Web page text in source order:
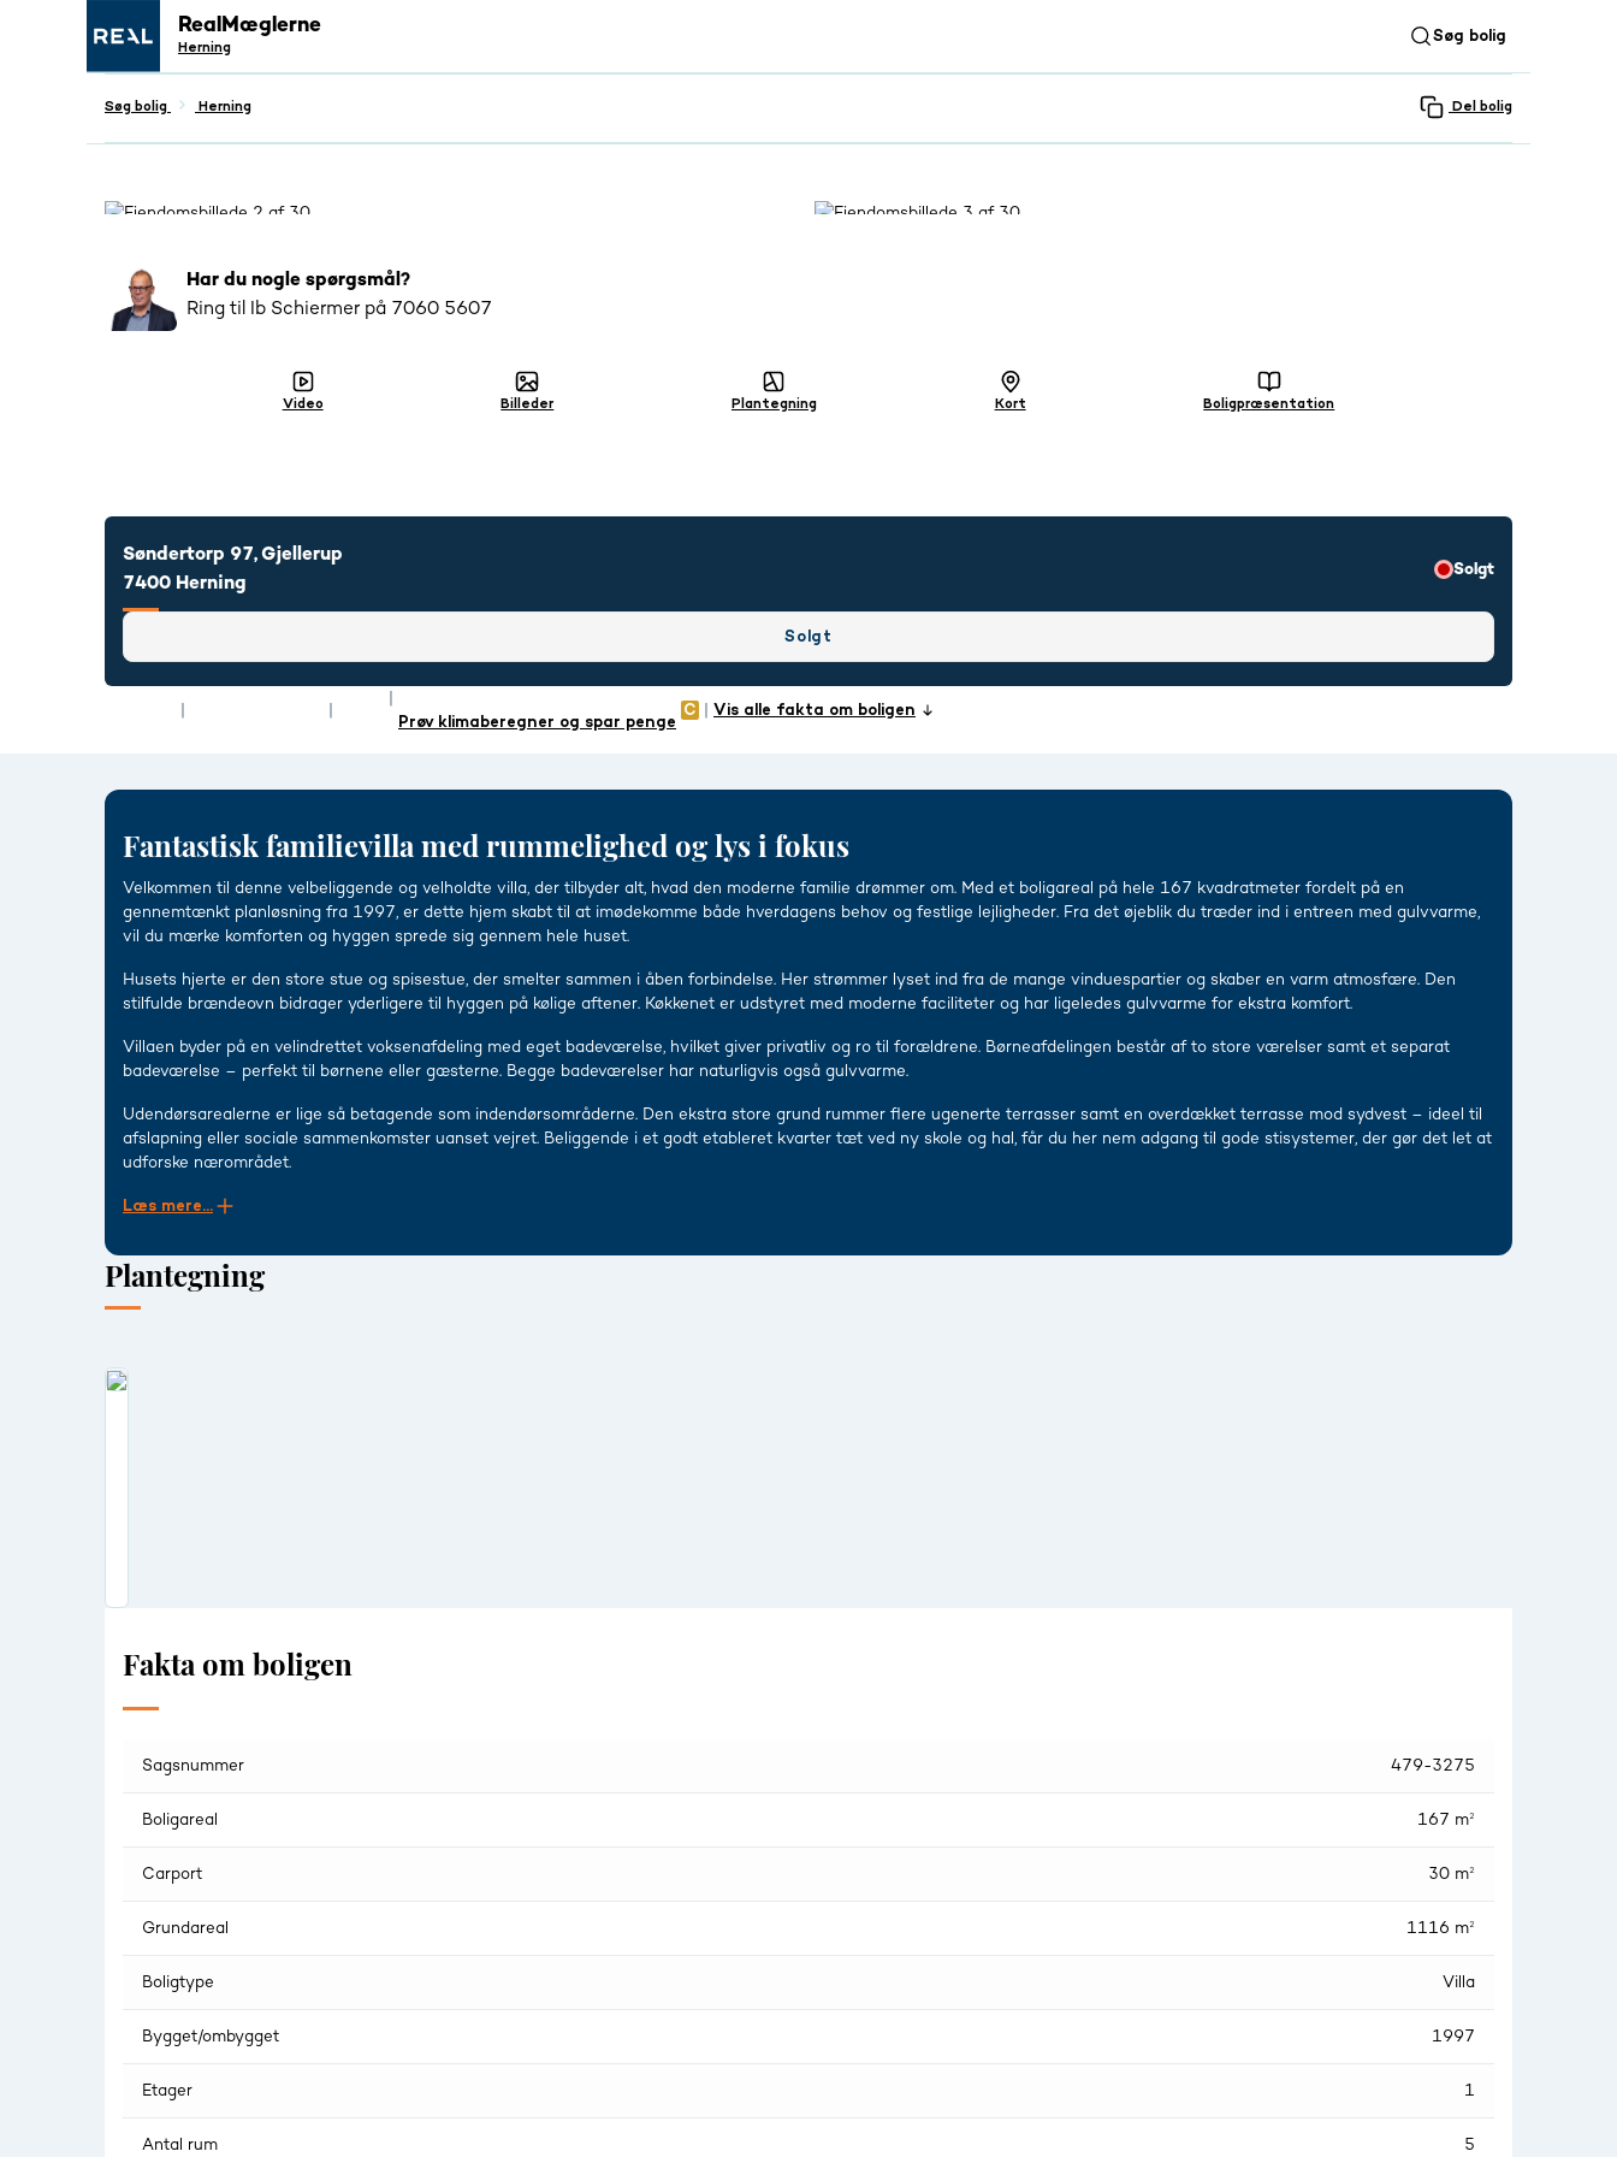
RealMæglerne
Herning
Søg bolig
Søg bolig Herning Del bolig
Har du nogle spørgsmål?
Ring til
Ib Schiermer på 7060 5607
Video Billeder Plantegning Kort Boligpræsentation
Søndertorp 97, Gjellerup
7400 Herning
Solgt
Solgt
Prøv klimaberegner og spar penge
Vis alle fakta om boligen
Fantastisk familievilla med rummelighed og lys i fokus
Velkommen til denne velbeliggende og velholdte villa, der tilbyder alt, hvad den moderne familie drømmer om. Med et boligareal på hele 167 kvadratmeter fordelt på en
gennemtænkt planløsning fra 1997, er dette hjem skabt til at imødekomme både hverdagens behov og festlige lejligheder. Fra det øjeblik du træder ind i entreen med gulvvarme,
vil du mærke komforten og hyggen sprede sig gennem hele huset.
Husets hjerte er den store stue og spisestue, der smelter sammen i åben forbindelse. Her strømmer lyset ind fra de mange vinduespartier og skaber en varm atmosfære. Den
stilfulde brændeovn bidrager yderligere til hyggen på kølige aftener. Køkkenet er udstyret med moderne faciliteter og har ligeledes gulvvarme for ekstra komfort.
Villaen byder på en velindrettet voksenafdeling med eget badeværelse, hvilket giver privatliv og ro til forældrene. Børneafdelingen består af to store værelser samt et separat
badeværelse – perfekt til børnene eller gæsterne. Begge badeværelser har naturligvis også gulvvarme.
Udendørsarealerne er lige så betagende som indendørsområderne. Den ekstra store grund rummer flere ugenerte terrasser samt en overdækket terrasse mod sydvest – ideel til
afslapning eller sociale sammenkomster uanset vejret. Beliggende i et godt etableret kvarter tæt ved ny skole og hal, får du her nem adgang til gode stisystemer, der gør det let at
udforske nærområdet.
Læs mere...
Plantegning
Fakta om boligen
Sagsnummer 479-3275
Boligareal 167 m²
Carport 30 m²
Grundareal 1116 m²
Boligtype Villa
Bygget/ombygget 1997
Etager 1
Antal rum 5